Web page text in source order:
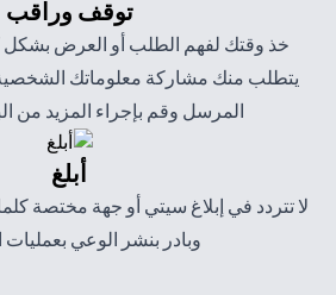
توقف وراقب
خذ وقتك لفهم الطلب أو العرض بشكل
يتطلب منك مشاركة معلوماتك
المرسل وقم بإجراء المزيد من
أبلغ
لا تتردد في إبلاغ سيتي أو جهة مختصة
وبادر بنشر الوعي بعمليات